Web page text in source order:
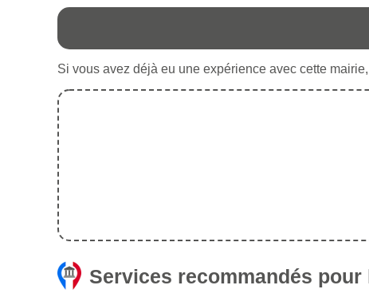
Si vous avez déjà eu une expérience avec cette
Services recommandés pour